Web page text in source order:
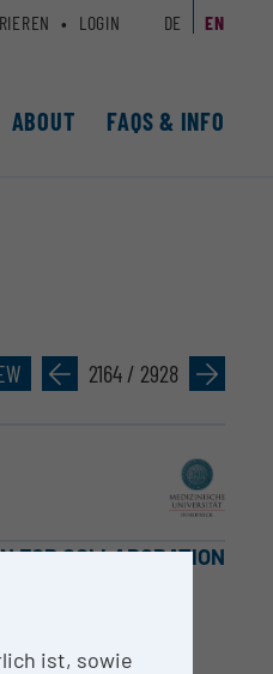
ABOUT FAQS & INFO
LOGIN DE EN
» 2164 / 2928 »
FOR COLLABORATION
Auswertung
ist, sowie